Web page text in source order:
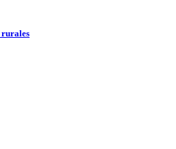
rurales